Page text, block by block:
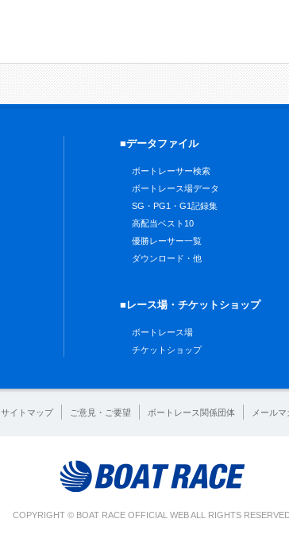
■データファイル
ボートレーサー検索
ボートレース場データ
SG・PG1・G1記録集
高配当ベスト10
優勝レーサー一覧
ダウンロード・他
■レース場・チケットショップ
ボートレース場
チケットショップ
サイトマップ ご意見・ご要望 ボートレース関係団体 メール
COPYRIGHT © BOAT RACE OFFICIAL WEB ALL RIGHTS